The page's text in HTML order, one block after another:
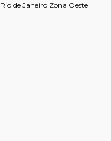
Rio de Janeiro Zona Oeste